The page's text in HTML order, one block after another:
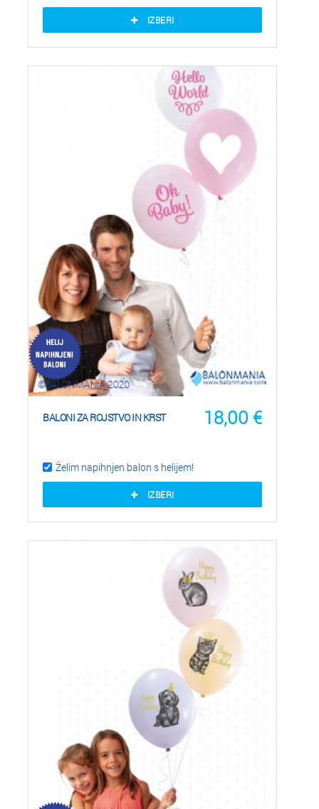
IZBERI
18,00 €
BALONI ZA ROJSTVO IN KRST
Želim napihnjen balon s helijem!
IZBERI